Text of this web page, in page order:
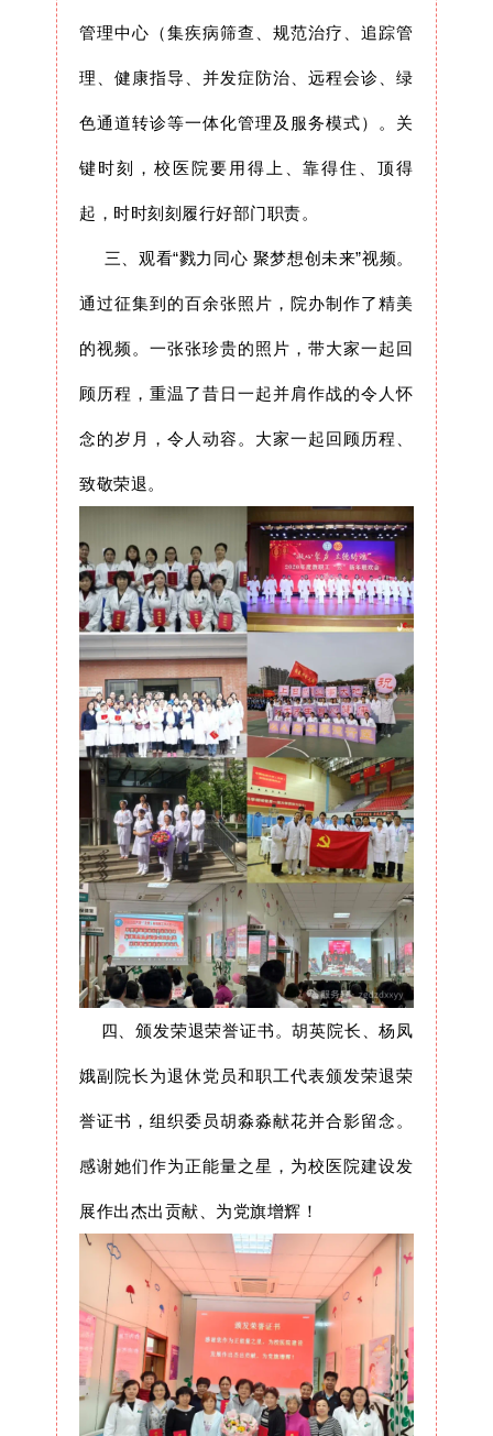
管理中心 （集疾病筛查、规范治疗、追踪管
理、健康指导、并发症防治、远程会诊、绿
色通道转诊等一体化管理及服务模式）。关
键时刻，校医院要用得上、靠得住、顶得
起，时时刻刻履行好部门职责。
三、观看“戮力同心 聚梦想创未来”视频。
通过征集到的百余张照片，院办制作了精美
的视频。一张张珍贵的照片，带大家一起回
顾历程，重温了昔日一起并肩作战的令人怀
念的岁月，令人动容。大家一起回顾历程、
致敬荣退。
四、颁发荣退荣誉证书。胡英院长、杨凤
娥副院长为退休党员和职工代表颁发荣退荣
誉证书，组织委员胡淼淼献花并合影留念。
感谢她们作为正能量之星，为校医院建设发
展作出杰出贡献、为党旗增辉！